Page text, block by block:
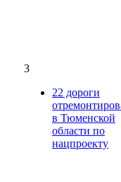
3
22 дороги
в Тюменской
области по
нацпроекту